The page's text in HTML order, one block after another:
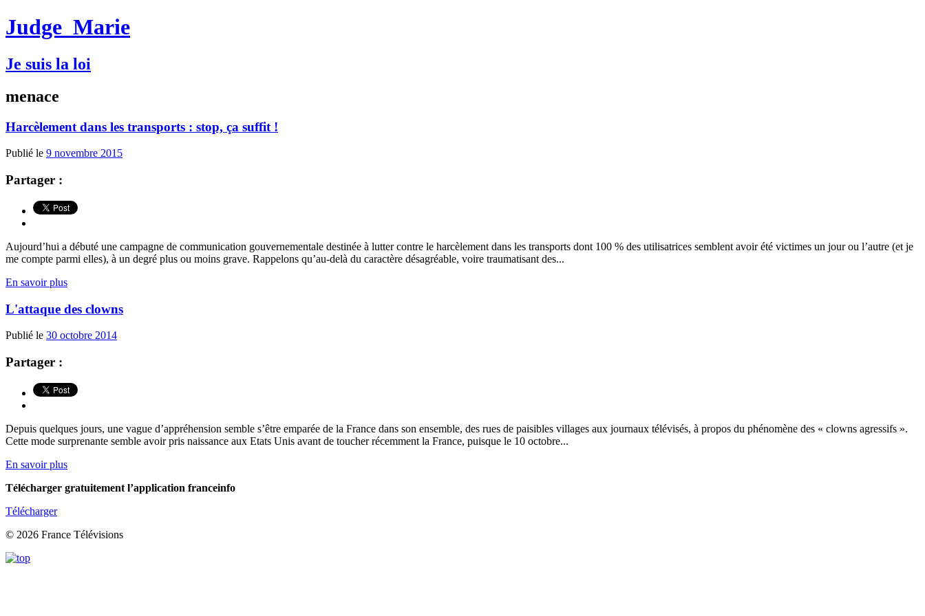
Judge Marie
Je suis la loi
menace
Harcèlement dans les transports : stop, ça suffit !
Publié le 9 novembre 2015
Partager :
Aujourd’hui a débuté une campagne de communication gouvernementale destinée à lutter contre le harcèlement dans les transports dont 100 % des utilisatrices semblent avoir été victimes un jour ou l’autre (et je
me compte parmi elles), à un degré plus ou moins grave. Rappelons qu’au-delà du caractère désagréable, voire traumatisant des...
En savoir plus
L'attaque des clowns
Publié le 30 octobre 2014
Partager :
Depuis quelques jours, une vague d’appréhension semble s’être emparée de la France dans son ensemble, des rues de paisibles villages aux journaux télévisés, à propos du phénomène des « clowns agressifs ».
Cette mode surprenante semble avoir pris naissance aux Etats Unis avant de toucher récemment la France, puisque le 10 octobre...
En savoir plus
Télécharger gratuitement l’application franceinfo
Télécharger
© 2026 France Télévisions